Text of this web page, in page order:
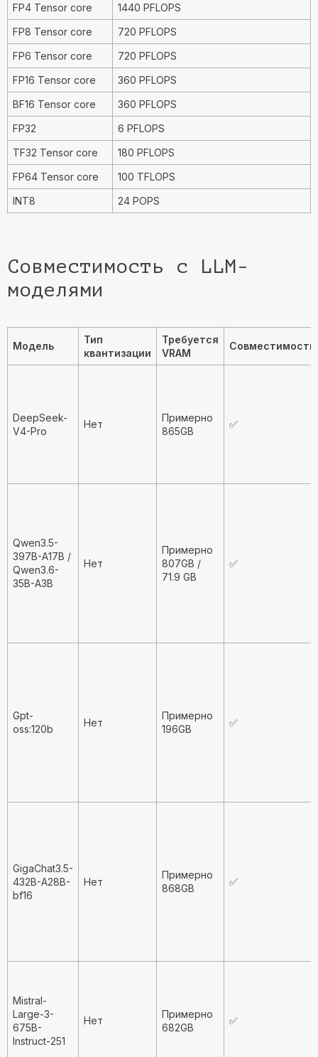
FP4 Tensor core
1440 PFLOPS
FP8 Tensor core
720 PFLOPS
FP6 Tensor core
720 PFLOPS
FP16 Tensor core
360 PFLOPS
BF16 Tensor core
360 PFLOPS
FP32
6 PFLOPS
TF32 Tensor core
180 PFLOPS
FP64 Tensor core
100 TFLOPS
INT8
24 POPS
Совместимость с LLM-
моделями
Модель
Тип
квантизации
Требуется
VRAM
Совместимость
DeepSeek-
V4-Pro
Нет
Примерно
865GB
✅
Qwen3.5-
397B-A17B /
Qwen3.6-
35B-A3B
Нет
Примерно
807GB /
71.9 GB
✅
Gpt-
oss:120b
Нет
Примерно
196GB
✅
GigaChat3.5-
432B-A28B-
bf16
Нет
Примерно
868GB
✅
Mistral-
Large-3-
675B-
Instruct-251
Нет
Примерно
682GB
✅